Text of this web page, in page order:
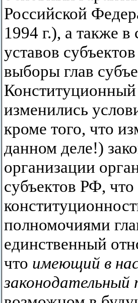
Российской
1994 г.), а также
уставов
выборы глав
Конституционный
изменились
кроме того, что
данном деле!)
организации
субъектов РФ, что
полномочиями
единственный
что имеющий в
законодательный